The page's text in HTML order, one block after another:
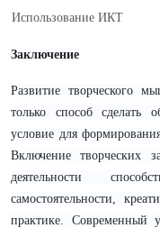
Использование ИКТ
Заключение
Развитие творческого
только способ сделать
условие для
Включение творческих
деятельности
самостоятельности,
практике. Современный